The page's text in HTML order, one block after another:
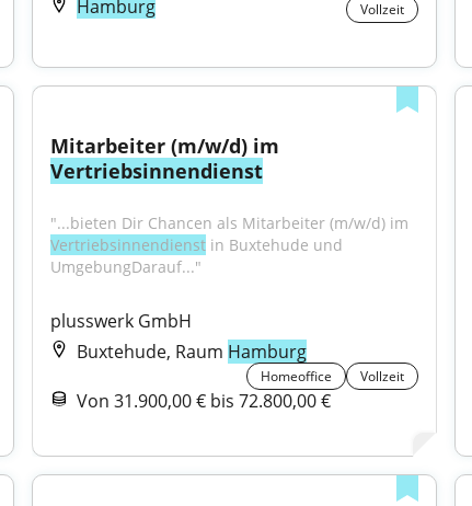
Hamburg
Vollzeit
Vertriebsinnendienst
Vertriebsinnendienst in Buxtehude und
UmgebungDarauf..."
plusswerk GmbH
Buxtehude, Raum Hamburg
Homeoffice Vollzeit
Von 31.900,00 € bis 72.800,00 €